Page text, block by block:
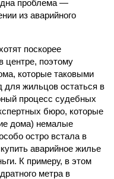
проблема —
из аварийного
поскорее
центре, поэтому
которые таковыми
жильцов остаться в
процесс судебных
бюро, которые
дома) немалые
остро встала в
аварийное жилье
К примеру, в этом
метра в